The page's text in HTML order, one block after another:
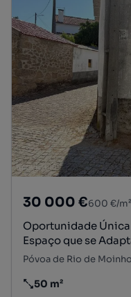
30 000 €600 €/m²
Oportunidade Única
Espaço que se
Preço por metro
50 m²